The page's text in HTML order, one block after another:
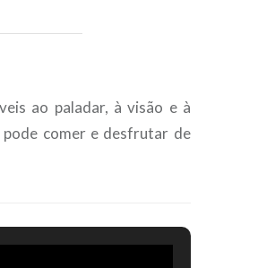
ao paladar, à visão e à
comer e desfrutar de